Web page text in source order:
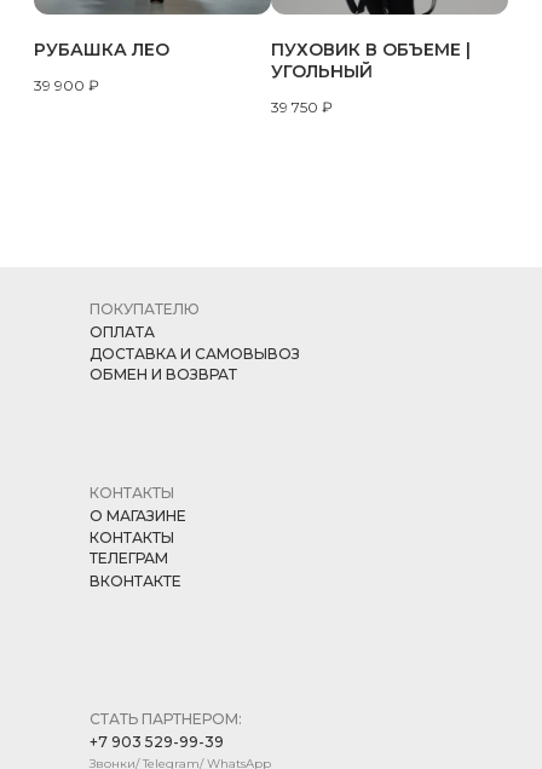
РУБАШКА ЛЕО
39 900 ₽
ПУХОВИК В ОБЪЕМЕ |
УГОЛЬНЫЙ
39 750 ₽
СТАТЬ ПАРТНЕРОМ:
+7 903 529-99-39
Звонки/ Telegram/ WhatsApp
КОНТАКТЫ
О МАГАЗИНЕ
КОНТАКТЫ
ТЕЛЕГРАМ
ВКОНТАКТЕ
ПОКУПАТЕЛЮ
ОПЛАТА
ДОСТАВКА И САМОВЫВОЗ
ОБМЕН И ВОЗВРАТ